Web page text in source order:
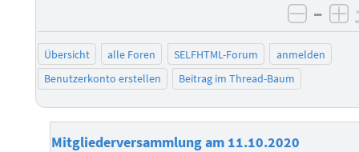
–
Übersicht alle Foren SELFHTML-Forum
anmelden
Benutzerkonto erstellen
Beitrag im Thread-Baum
Mitgliederversammlung am 11.10.2020